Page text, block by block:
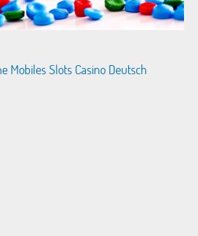
Mobiles Slots Casino Deutsch